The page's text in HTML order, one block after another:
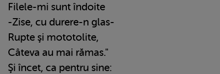
Filele-mi sunt îndoite
-Zise, cu durere-n glas-
Rupte şi mototolite,
Câteva au mai rămas."
Şi încet, ca pentru sine: